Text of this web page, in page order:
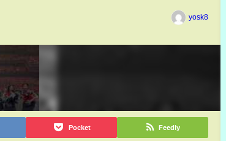
yosk8
Pocket Feedly